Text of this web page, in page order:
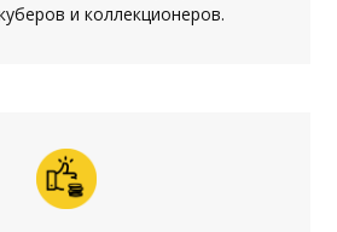
и коллекционеров.